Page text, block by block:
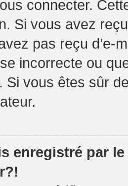
connecter.
Si vous avez
pas reçu d’e-
incorrecte ou
Si vous êtes sûr
enregistré par